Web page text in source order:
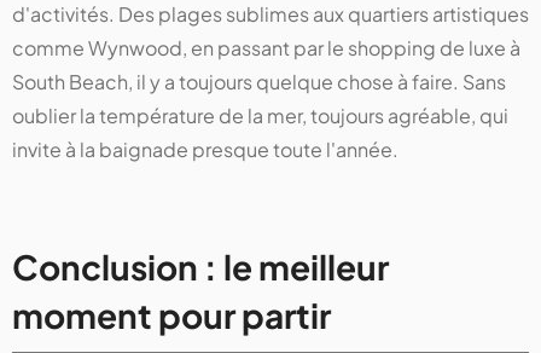
d'activités. Des plages sublimes aux quartiers artistiques
comme Wynwood, en passant par le shopping de luxe à
South Beach, il y a toujours quelque chose à faire. Sans
oublier la température de la mer, toujours agréable, qui
invite à la baignade presque toute l'année.
Conclusion : le meilleur
moment pour partir